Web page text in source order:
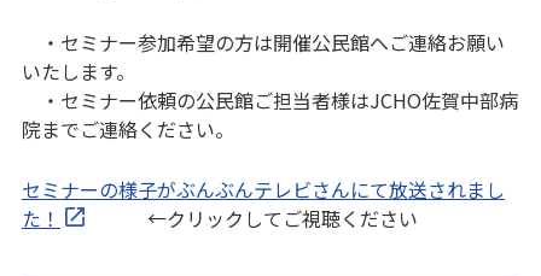
・セミナー参加希望の方は開催公民館へご連絡お願い
いたします。
・セミナー依頼の公民館ご担当者様はJCHO佐賀中部病
院までご連絡ください。
セミナーの様子がぶんぶんテレビさんにて放送されまし
た！
←クリックしてご視聴ください